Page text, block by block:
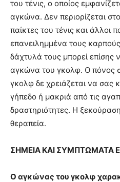
του τένις, ο οποίος
αγκώνα. Δεν περιορίζεται
παίκτες του τένις και άλλοι
επανειλημμένα τους
δάχτυλά τους μπορεί επίσης
αγκώνα του γκολφ. Ο πόνος
γκολφ δε χρειάζεται να σας
γήπεδο ή μακριά από τις
δραστηριότητες. Η
θεραπεία.
ΣΗΜΕΙΑ ΚΑΙ ΣΥΜΠΤΩΜΑΤΑ
Ο αγκώνας του γκολφ